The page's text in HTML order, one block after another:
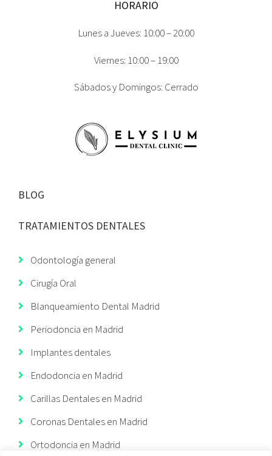
HORARIO
Lunes a Jueves: 10:00 – 20:00
Viernes: 10:00 – 19:00
Sábados y Domingos: Cerrado
BLOG
TRATAMIENTOS DENTALES
Odontología general
Cirugía Oral
Blanqueamiento Dental Madrid
Periodoncia en Madrid
Implantes dentales
Endodoncia en Madrid
Carillas Dentales en Madrid
Coronas Dentales en Madrid
Ortodoncia en Madrid